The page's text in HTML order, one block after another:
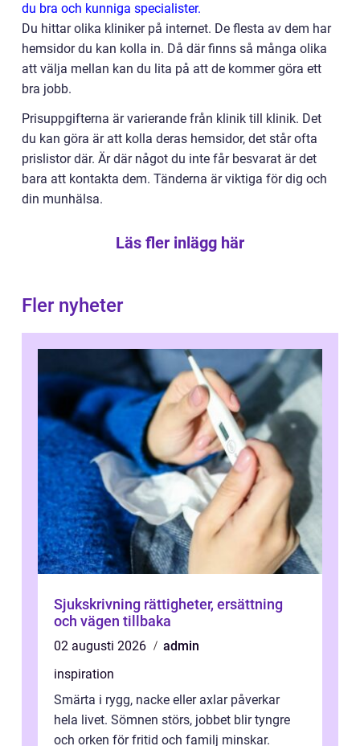
du bra och kunniga specialister.
Du hittar olika kliniker på internet. De flesta av dem har
hemsidor du kan kolla in. Då där finns så många olika
att välja mellan kan du lita på att de kommer göra ett
bra jobb.
Prisuppgifterna är varierande från klinik till klinik. Det
du kan göra är att kolla deras hemsidor, det står ofta
prislistor där. Är där något du inte får besvarat är det
bara att kontakta dem. Tänderna är viktiga för dig och
din munhälsa.
Läs fler inlägg här
Fler nyheter
Sjukskrivning rättigheter, ersättning
och vägen tillbaka
02 augusti 2026
admin
inspiration
Smärta i rygg, nacke eller axlar påverkar
hela livet. Sömnen störs, jobbet blir tyngre
och orken för fritid och familj minskar.